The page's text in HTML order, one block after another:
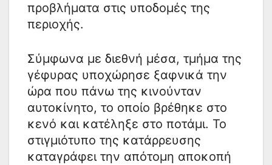
προβλήματα στις υποδομές της
περιοχής.
Σύμφωνα με διεθνή μέσα, τμήμα της
γέφυρας υποχώρησε ξαφνικά την
ώρα που πάνω της κινούνταν
αυτοκίνητο, το οποίο βρέθηκε στο
κενό και κατέληξε στο ποτάμι. Το
στιγμιότυπο της κατάρρευσης
καταγράφει την απότομη αποκοπή